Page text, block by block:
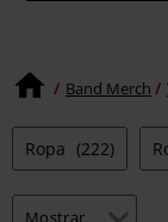
Band Merch
Ropa (222)